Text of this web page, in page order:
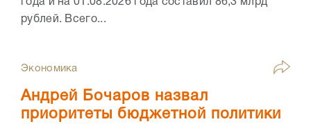
рублей. Всего...
Экономика
Андрей Бочаров назвал
приоритеты бюджетной политики